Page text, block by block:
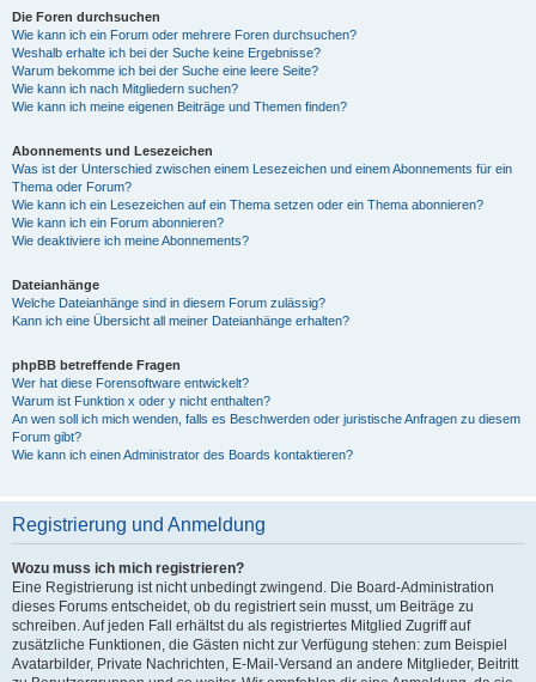
Die Foren durchsuchen
Wie kann ich ein Forum oder mehrere Foren durchsuchen?
Weshalb erhalte ich bei der Suche keine Ergebnisse?
Warum bekomme ich bei der Suche eine leere Seite?
Wie kann ich nach Mitgliedern suchen?
Wie kann ich meine eigenen Beiträge und Themen finden?
Abonnements und Lesezeichen
Was ist der Unterschied zwischen einem Lesezeichen und einem Abonnements für ein
Thema oder Forum?
Wie kann ich ein Lesezeichen auf ein Thema setzen oder ein Thema abonnieren?
Wie kann ich ein Forum abonnieren?
Wie deaktiviere ich meine Abonnements?
Dateianhänge
Welche Dateianhänge sind in diesem Forum zulässig?
Kann ich eine Übersicht all meiner Dateianhänge erhalten?
phpBB betreffende Fragen
Wer hat diese Forensoftware entwickelt?
Warum ist Funktion x oder y nicht enthalten?
An wen soll ich mich wenden, falls es Beschwerden oder juristische Anfragen zu diesem
Forum gibt?
Wie kann ich einen Administrator des Boards kontaktieren?
Registrierung und Anmeldung
Wozu muss ich mich registrieren?
Eine Registrierung ist nicht unbedingt zwingend. Die Board-Administration
dieses Forums entscheidet, ob du registriert sein musst, um Beiträge zu
schreiben. Auf jeden Fall erhältst du als registriertes Mitglied Zugriff auf
zusätzliche Funktionen, die Gästen nicht zur Verfügung stehen: zum Beispiel
Avatarbilder, Private Nachrichten, E-Mail-Versand an andere Mitglieder, Beitritt